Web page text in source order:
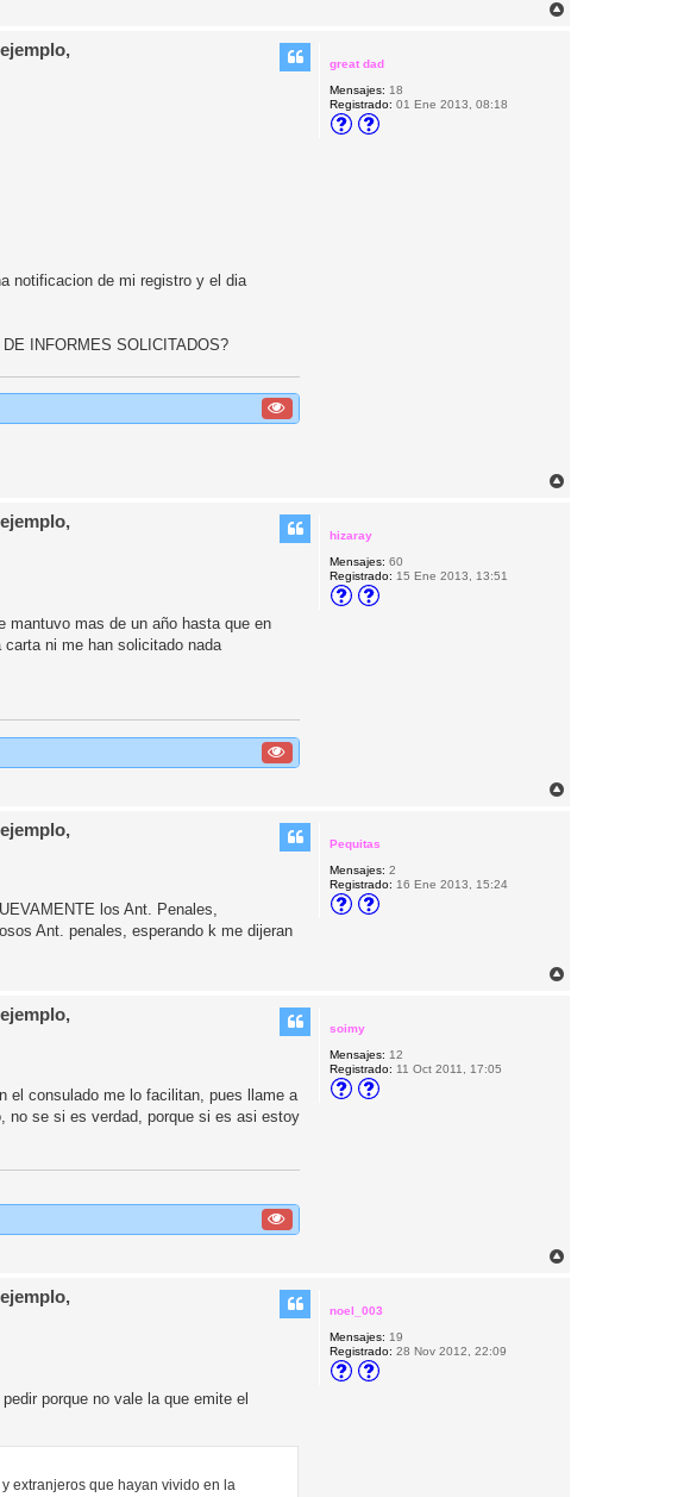
great dad
Mensajes: 18
Registrado: 01 Ene 2013, 08:18
notificacion de mi registro y el dia
INFORMES SOLICITADOS?
hizaray
Mensajes: 60
Registrado: 15 Ene 2013, 13:51
mantuvo mas de un año hasta que en
ni me han solicitado nada
Pequitas
Mensajes: 2
Registrado: 16 Ene 2013, 15:24
los Ant. Penales,
Ant. penales, esperando k me dijeran
soimy
Mensajes: 12
Registrado: 11 Oct 2011, 17:05
el consulado me lo facilitan, pues llame a
no se si es verdad, porque si es asi estoy
noel_003
Mensajes: 19
Registrado: 28 Nov 2012, 22:09
porque no vale la que emite el
extranjeros que hayan vivido en la